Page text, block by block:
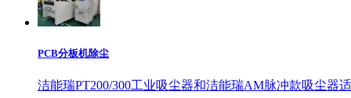
PCB分板机除尘
洁能瑞PT200/300工业吸尘器和洁能瑞AM脉冲款吸尘器